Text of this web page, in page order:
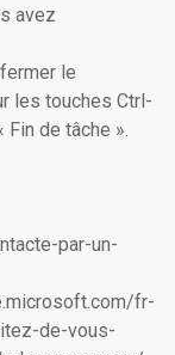
avez
le
les touches Ctrl-
de tâche ».
par-un-
fr-
de-vous-